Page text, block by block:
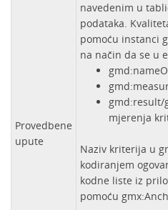
Provedbene
upute
navedenim u
podataka.
pomoću instanci
na način da se u
gmd:result/
mjerenja
Naziv kriterija u
kodiranjem
kodne liste iz
pomoću